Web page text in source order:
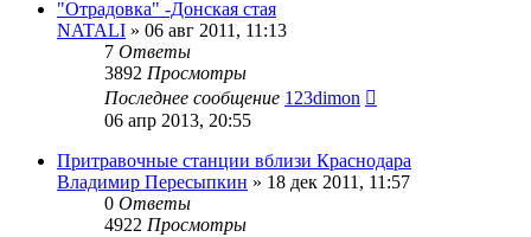
"Отрадовка" -Донская стая
NATALI » 06 авг 2011, 11:13
7 Ответы
3892 Просмотры
Последнее сообщение 123dimon
06 апр 2013, 20:55
Притравочные станции вблизи Краснодара
Владимир Пересыпкин » 18 дек 2011, 11:57
0 Ответы
4922 Просмотры